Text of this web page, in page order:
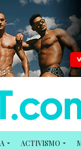
ACTIVISMO